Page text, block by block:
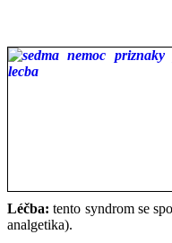
Léčba: tento syndrom se
analgetika).